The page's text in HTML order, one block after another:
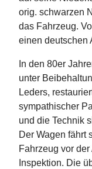
orig. schwarzen
das Fahrzeug.
einen deutschen
In den 80er
unter
Leders,
sympathischer
und die Technik
Der Wagen fährt
Fahrzeug vor
Inspektion. Die